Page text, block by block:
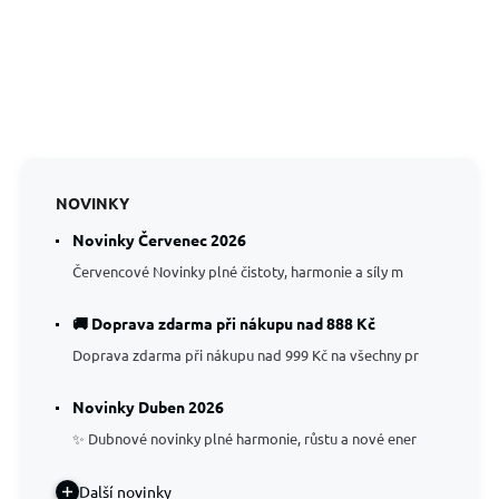
NOVINKY
Novinky Červenec 2026
Červencové Novinky plné čistoty, harmonie a síly m
🚚 Doprava zdarma při nákupu nad 888 Kč
Doprava zdarma při nákupu nad 999 Kč na všechny pr
Novinky Duben 2026
✨ Dubnové novinky plné harmonie, růstu a nové ener
Další novinky